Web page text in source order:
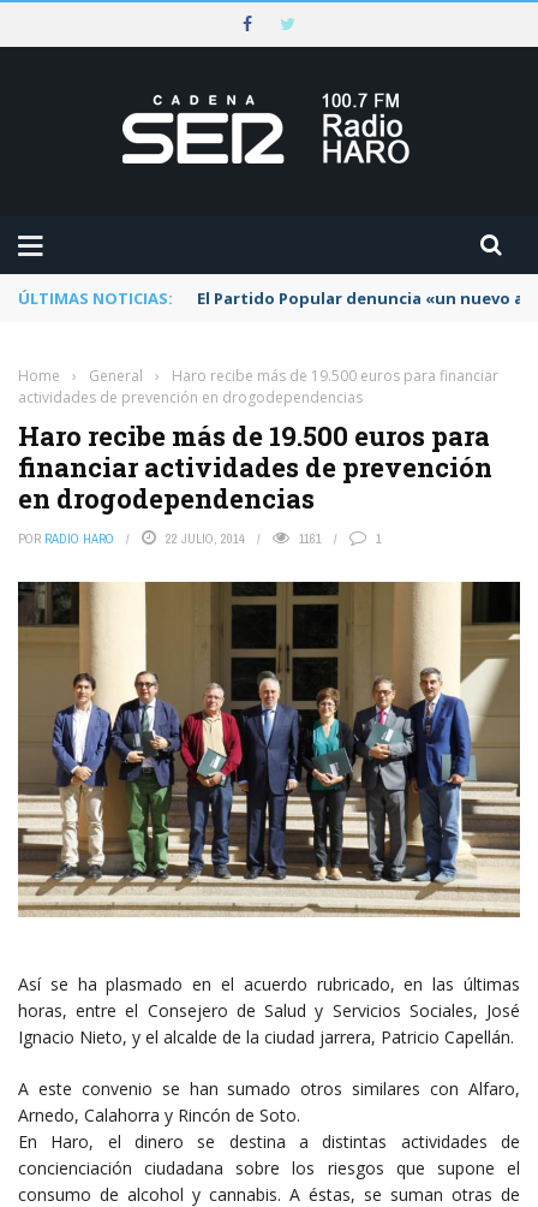
ÚLTIMAS NOTICIAS: El Partido Popular denuncia «un nuevo
Home › General ›
Haro recibe más de 19.500 euros para financiar
actividades de prevención en drogodependencias
Haro recibe más de 19.500 euros para
financiar actividades de prevención
en drogodependencias
POR RADIO HARO 22 JULIO, 2014 1161 1
Así se ha plasmado en el acuerdo rubricado, en las últimas
horas, entre el Consejero de Salud y Servicios Sociales, José
Ignacio Nieto, y el alcalde de la ciudad jarrera, Patricio Capellán.
A este convenio se han sumado otros similares con Alfaro,
Arnedo, Calahorra y Rincón de Soto.
En Haro, el dinero se destina a distintas actividades de
concienciación ciudadana sobre los riesgos que supone el
consumo de alcohol y cannabis. A éstas, se suman otras de